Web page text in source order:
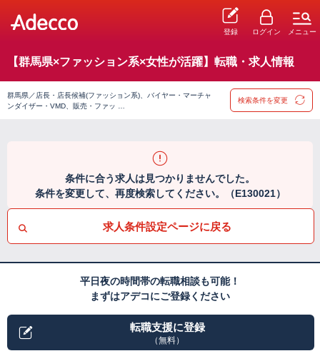
登録 ログイン メニュー
【群馬県×ファッション系×女性が活躍】転職・求人情報
群馬県／店長・店長候補(ファッション系)、バイヤー・マーチャ
ンダイザー・VMD、販売・ファッ …
検索条件を変更
条件に合う求人は見つかりませんでした。
条件を変更して、再度検索してください。（E130021）
求人条件設定ページに戻る
平日夜の時間帯の転職相談も可能！
まずはアデコにご登録ください
転職支援に登録
（無料）